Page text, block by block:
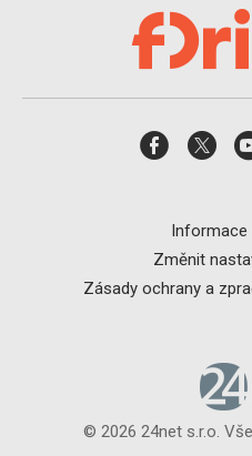
Změnit
Zásady ochrany a
© 2026 24net s.r.o.